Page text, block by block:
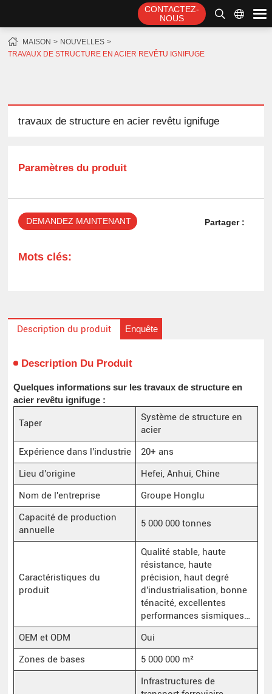
CONTACTEZ-
NOUS
MAISON
NOUVELLES
TRAVAUX DE STRUCTURE EN ACIER REVÊTU IGNIFUGE
travaux de structure en acier revêtu ignifuge
Paramètres du produit
DEMANDEZ MAINTENANT Partager :
Mots clés:
Description du produit Enquête
Description Du Produit
Quelques informations sur les travaux de structure en
acier revêtu ignifuge :
Taper
Système de structure en
acier
Expérience dans l'industrie
20+ ans
Lieu d'origine
Hefei, Anhui, Chine
Nom de l'entreprise
Groupe Honglu
Capacité de production
annuelle
5 000 000 tonnes
Caractéristiques du
produit
Qualité stable, haute
résistance, haute
précision, haut degré
d'industrialisation, bonne
ténacité, excellentes
performances sismiques…
OEM et ODM
Oui
Zones de bases
5 000 000 m²
Infrastructures de